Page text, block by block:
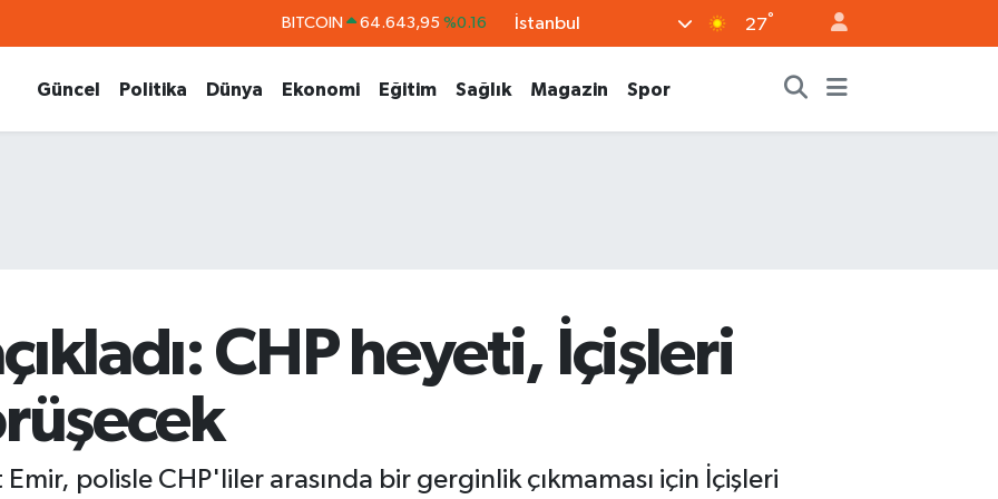
DOLAR 47,6006 %0.06
64,2398 %0.2
İstanbul 27°
Güncel Politika Dünya Ekonomi Eğitim Sağlık Magazin Spor
CHP heyeti, İçişleri
polisle CHP'liler arasında bir gerginlik çıkmaması için İçişleri